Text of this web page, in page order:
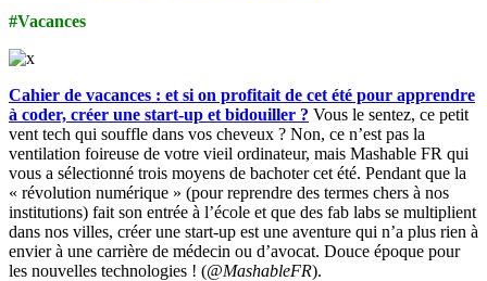
#Vacances
Cahier de vacances : et si on profitait de cet été pour apprendre
à coder, créer une start-up et bidouiller ? Vous le sentez, ce petit
vent tech qui souffle dans vos cheveux ? Non, ce n’est pas la
ventilation foireuse de votre vieil ordinateur, mais Mashable FR qui
vous a sélectionné trois moyens de bachoter cet été. Pendant que la
« révolution numérique » (pour reprendre des termes chers à nos
institutions) fait son entrée à l’école et que des fab labs se multiplient
dans nos villes, créer une start-up est une aventure qui n’a plus rien à
envier à une carrière de médecin ou d’avocat. Douce époque pour
les nouvelles technologies ! (@MashableFR).